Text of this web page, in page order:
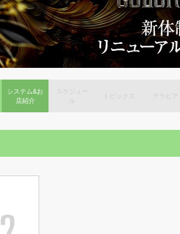
システム&お
店紹介
スケジュー
トピックス グラビア